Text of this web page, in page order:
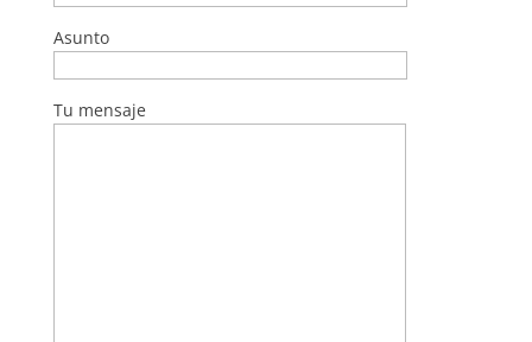
Asunto
Tu mensaje